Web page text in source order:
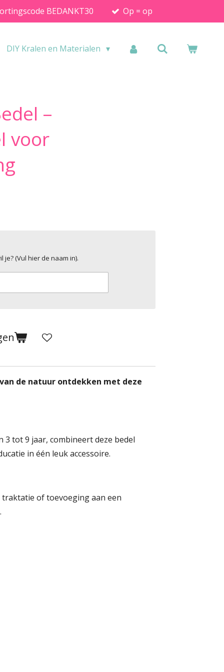
BEDANKT30 Op = op
DIY Kralen en Materialen
–
voor
(Vul hier de naam in).
de natuur ontdekken met deze
3 tot 9 jaar, combineert deze bedel
in één leuk accessoire.
traktatie of toevoeging aan een